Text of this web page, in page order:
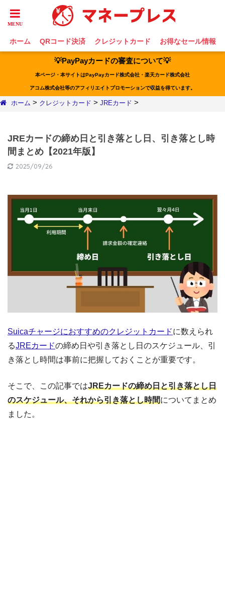
ホーム QRコード決済 クレジットカード お得なセール情報
💡PayPayカードの審査について💡
本ページ・本サイトはPayPayカード株式会社・楽天カード株式会社
アコム株式会社等のアフィリエイトプロモーションで収益を得ています。
ホーム > クレジットカード > JREカード >
JREカードの締め日と引き落とし日、引き落とし時
間まとめ【2021年版】
2025/09/26
Suicaチャージにおすすめのクレジットカードに数えられ
るJREカードの締め日や引き落とし日のスケジュール、引
き落とし時間は事前に把握しておくことが重要です。
そこで、この記事ではJREカードの締め日と引き落とし日
のスケジュール、それから引き落とし時間についてまとめ
ました。